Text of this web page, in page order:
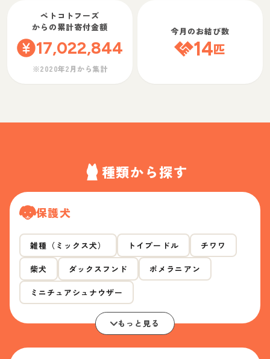
ペトコトフーズ
からの累計寄付金額
17,022,844
※2020年2月から集計
今月のお結び数
14匹
種類から探す
保護犬
雑種（ミックス犬） トイプードル チワワ
柴犬 ダックスフンド ポメラニアン
ミニチュアシュナウザー
もっと見る